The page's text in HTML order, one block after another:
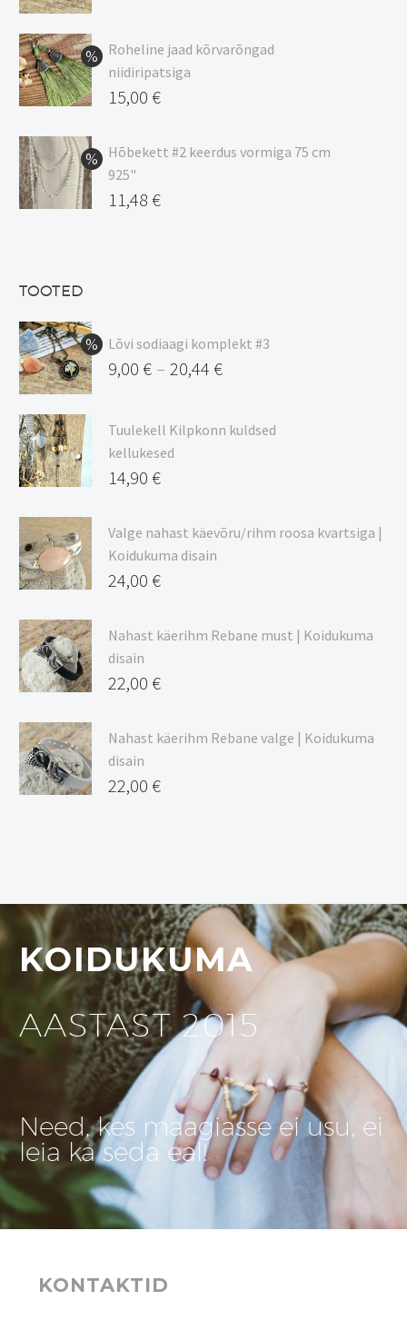
9,00 €
kuni
20,44 €
Roheline jaad kõrvarõngad
niidiripatsiga
Algne
oli:
17,00 €.
15,00 €
hind
on:
15,00 €.
Hõbekett #2 keerdus vormiga 75 cm
925"
Algne
11,48 €
TOOTED
Lõvi sodiaagi komplekt #3
9,00 € – 20,44 €
9,00 €
kuni
20,44 €
Tuulekell Kilpkonn kuldsed
kellukesed
14,90 €
Valge nahast käevõru/rihm roosa kvartsiga |
Koidukuma disain
24,00 €
Nahast käerihm Rebane must | Koidukuma
disain
22,00 €
Nahast käerihm Rebane valge | Koidukuma
disain
22,00 €
KOIDUKUMA
AASTAST 2015
Need, kes maagiasse ei usu, ei
leia ka seda eal!
KONTAKTID